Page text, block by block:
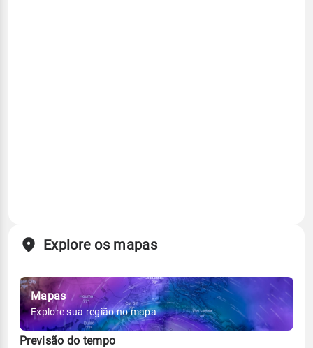
Explore os mapas
Mapas
Explore sua região no mapa
Previsão do tempo